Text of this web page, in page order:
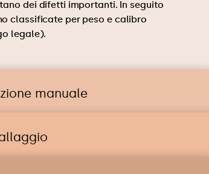
dei difetti importanti. In seguito
classificate per peso e calibro
legale).
manuale